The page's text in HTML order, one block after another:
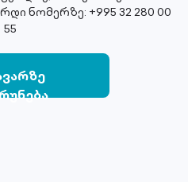
ნომერზე: +995 32 280 00
55